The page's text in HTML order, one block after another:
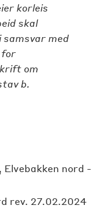
korleis
skal
samsvar med
for
om
b.
nord -
rev. 27.02.2024